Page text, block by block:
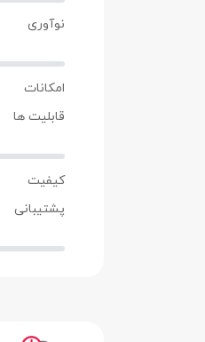
صفحه نمایش
صفحه نمایش
نوع صفحه
مشخصات فنی
بلوتوث
پشتیبانی از
نوآوری
قابلیت ها
کیفیت
پشتیبانی